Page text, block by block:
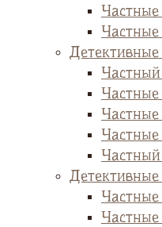
Частные
Частный
Детективные